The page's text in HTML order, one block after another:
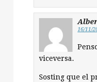
16/11/
viceversa.
Sosting que el